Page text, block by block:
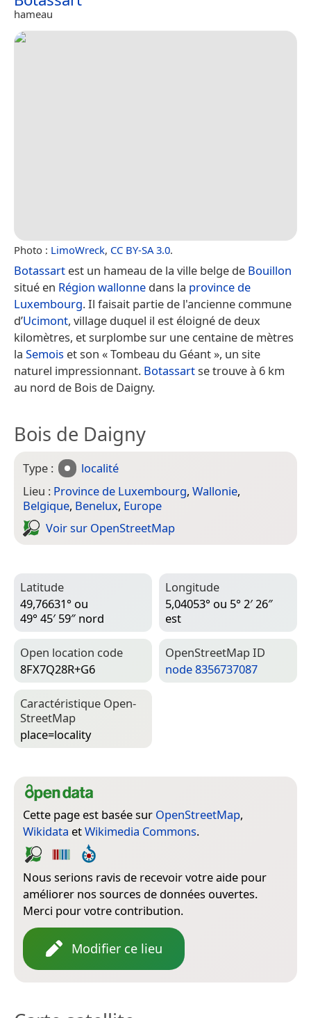
hameau
Photo : LimoWreck, CC BY-SA 3.0.
Botassart est un hameau de la ville belge de Bouillon
situé en Région wallonne dans la province de
Luxembourg. Il faisait partie de l'ancienne commune
d’Ucimont, village duquel il est éloigné de deux
kilomètres, et surplombe sur une centaine de mètres
la Semois et son « Tombeau du Géant », un site
naturel impressionnant. Botassartse trouve à 6 km
au nord de Bois de Daigny.
Bois de Daigny
Type :
localité
Lieu : Province de Luxembourg, Wallonie,
Belgique, Benelux, Europe
Voir sur Open­Street­Map
Latitude
49,76631° ou
49° 45′ 59″ nord
Longitude
5,04053° ou 5° 2′ 26″
est
Open location code
8FX7Q28R+G6
Open­Street­Map ID
node 8356737087
Caractéristique Open­
Street­Map
place=­locality
Cette page est basée sur OpenStreetMap,
Wikidata etWikimedia Commons.
Nous serions ravis de recevoir votre aide pour
améliorer nos sources de données ouvertes.
Merci pour votre contribution.
Modifier ce lieu